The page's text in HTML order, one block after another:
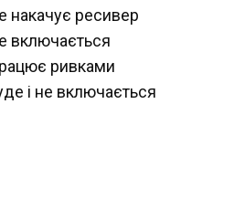
накачує ресивер
включається
ривками
і не включається